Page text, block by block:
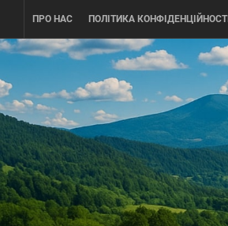
content
ПРО НАС ПОЛІТИКА КОНФІДЕНЦІЙНОСТІ